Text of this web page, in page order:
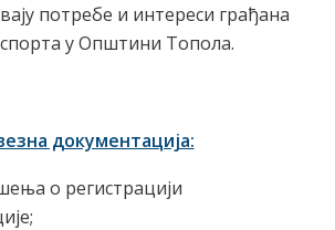
потребе и интереси грађана
у Општини Топола.
документација:
о регистрацији